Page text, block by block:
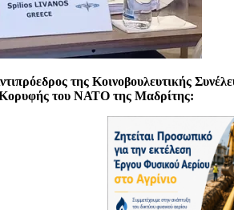
της Κοινοβουλευτικής
Κορυφής του ΝΑΤΟ της Μαδρίτης: